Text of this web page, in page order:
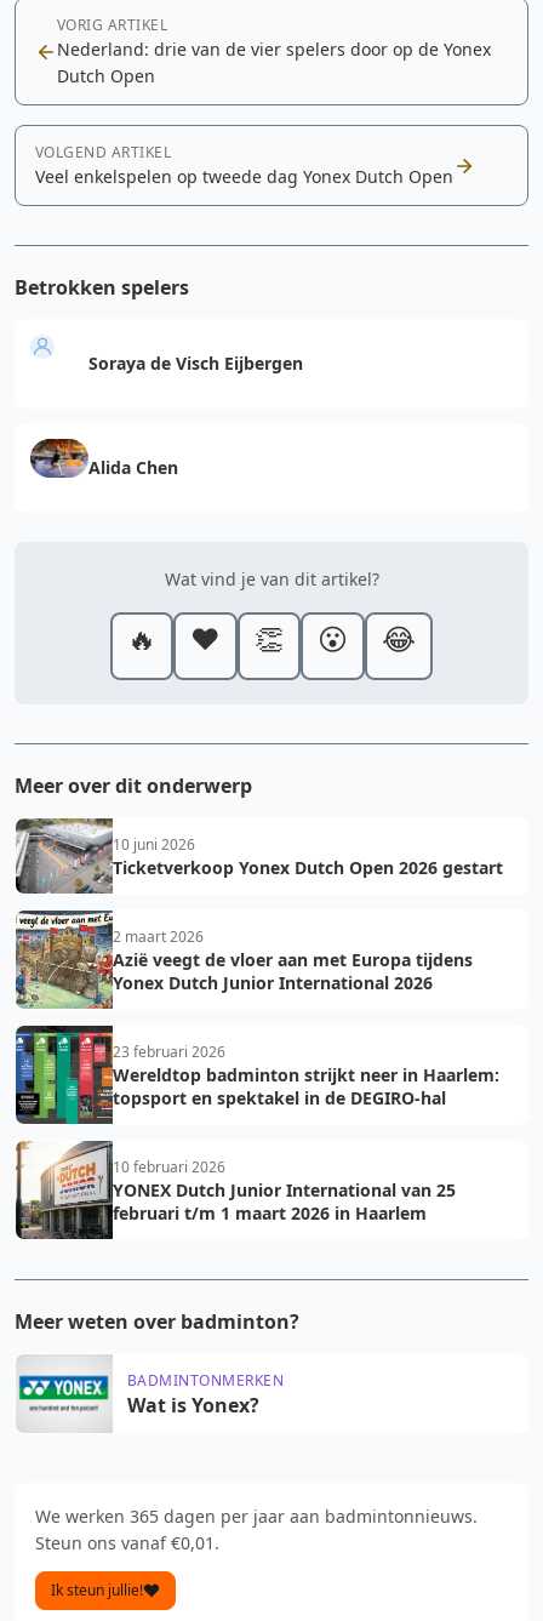
VORIG ARTIKEL
Nederland: drie van de vier spelers door op de Yonex
Dutch Open
VOLGEND ARTIKEL
Veel enkelspelen op tweede dag Yonex Dutch Open
Betrokken spelers
Soraya de Visch Eijbergen
Alida Chen
Wat vind je van dit artikel?
🔥 ❤️ 👏 😮 😂
Meer over dit onderwerp
10 juni 2026
Ticketverkoop Yonex Dutch Open 2026 gestart
2 maart 2026
Azië veegt de vloer aan met Europa tijdens
Yonex Dutch Junior International 2026
23 februari 2026
Wereldtop badminton strijkt neer in Haarlem:
topsport en spektakel in de DEGIRO-hal
10 februari 2026
YONEX Dutch Junior International van 25
februari t/m 1 maart 2026 in Haarlem
Meer weten over badminton?
BADMINTONMERKEN
Wat is Yonex?
We werken 365 dagen per jaar aan badmintonnieuws.
Steun ons vanaf €0,01.
Ik steun jullie!